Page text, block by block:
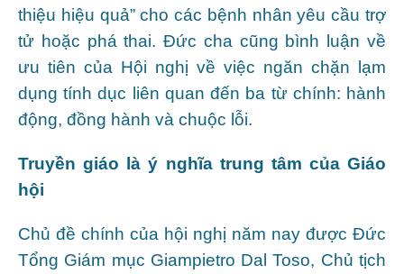
thiệu hiệu quả” cho các bệnh nhân yêu cầu trợ
tử hoặc phá thai. Đức cha cũng bình luận về
ưu tiên của Hội nghị về việc ngăn chặn lạm
dụng tính dục liên quan đến ba từ chính: hành
động, đồng hành và chuộc lỗi.
Truyền giáo là ý nghĩa trung tâm của Giáo
hội
Chủ đề chính của hội nghị năm nay được Đức
Tổng Giám mục Giampietro Dal Toso, Chủ tịch